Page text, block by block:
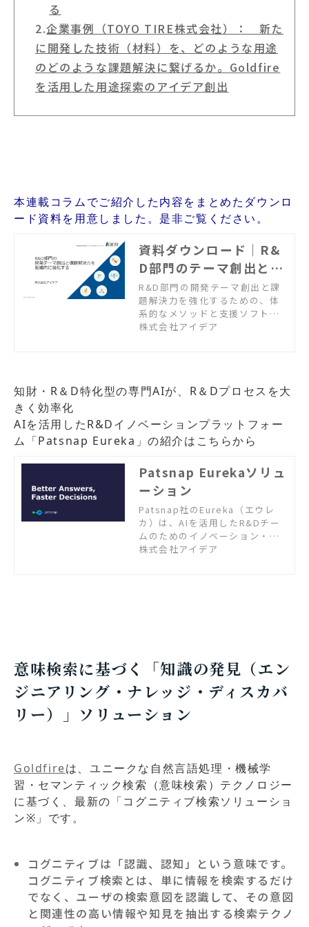
る
2.企業事例（TOYO TIRE株式会社）： 新た
に開発した技術（材料）を、どのような用途
のどのような課題解決に繋げるか。Goldfire
を活用した用途探索のアイデア創出
本連載コラムでご紹介した内容をまとめたダウンロ
ード資料を用意しました。是非ご覧ください。
資料ダウンロード｜R&
D部門のテーマ創出と課
題解決力を強化する
R&D部門の開発テーマ創出と課
題解決力を強化するための、体
系的なメソッドと支援ソフトウ
ェア活用の概要紹介資料をダウ
株式会社アイデア
知財・R＆D特化型の専門AIが、R＆Dプロセスを大
きく効率化
AIを活用したR&Dイノベーションプラットフォー
ム「Patsnap Eureka」の紹介はこちらから
Patsnap Eurekaソリュ
ーション
Patsnap社のEureka（エウレ
カ）は、AIを活用したR&Dチー
ムのためのイノベーション・イ
ンテリジェンス・プラットフォ
株式会社アイデア
意味検索に基づく「知識の発見（エン
ジニアリング・ナレッジ・ディスカバ
リー）」ソリューション
Goldfireは、ユニークな自然言語処理・機械学
習・セマンティック検索（意味検索）テクノロジー
に基づく、最新の「コグニティブ検索ソリューショ
ン※」です。
コグニティブは「認識、認知」という意味です。
コグニティブ検索とは、単に情報を検索するだけ
でなく、ユーザの検索意図を認識して、その意図
と関連性の高い情報や知見を抽出する検索テクノ